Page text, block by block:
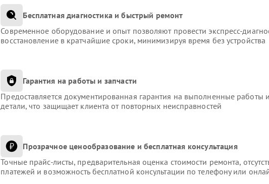
Бесплатная диагностика и быстрый ремонт
Современное оборудование и опыт позволяют провести экспресс-
восстановление в кратчайшие сроки, минимизируя время без устройства
Гарантия на работы и запчасти
Предоставляется документированная гарантия на выполненные работы
детали, что защищает клиента от повторных неисправностей
Прозрачное ценообразование и бесплатная консультация
Точные прайс-листы, предварительная оценка стоимости ремонта,
платежей и возможность бесплатной консультации по телефону или